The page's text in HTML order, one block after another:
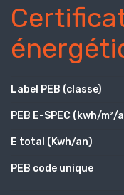
Label PEB (classe)
PEB E-SPEC (kwh/m²/
E total (Kwh/an)
PEB code unique